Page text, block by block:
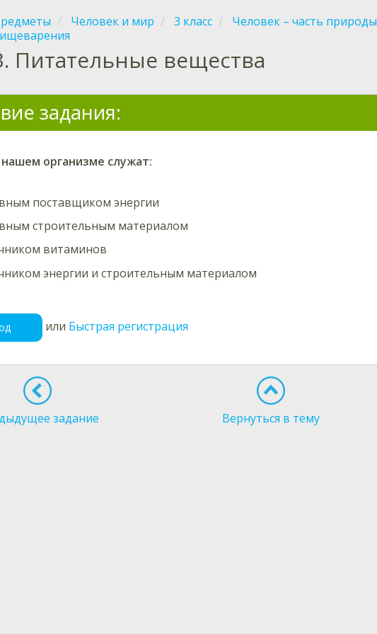
Человек и мир 3 класс Человек – часть природы
Питательные вещества
задания:
нашем организме служат:
поставщиком энергии
строительным материалом
витаминов
энергии и строительным материалом
или Быстрая регистрация
задание Вернуться в тему